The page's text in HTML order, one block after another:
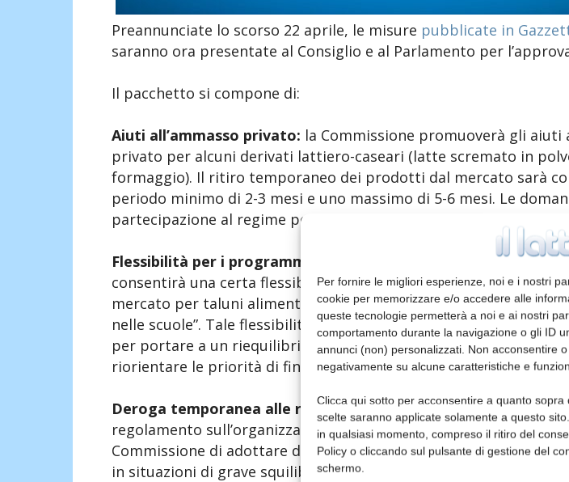
Per fornire le migliori esperienze, noi e i nostri
cookie per memorizzare e/o accedere alle
queste tecnologie permetterà a noi e ai nostri
comportamento durante la navigazione o gli ID
annunci (non) personalizzati. Non acconsentire
negativamente su alcune caratteristiche e
Clicca qui sotto per acconsentire a quanto
scelte saranno applicate solamente a questo
in qualsiasi momento, compreso il ritiro del
Policy o cliccando sul pulsante di gestione del
schermo.
Preannunciate lo scorso 22 aprile, le misure pubblicate in
saranno ora presentate al Consiglio e al Parlamento per
Il pacchetto si compone di:
Aiuti all’ammasso privato: la Commissione promuoverà gli aiuti
privato per alcuni derivati lattiero-caseari (latte scremato in
formaggio). Il ritiro temporaneo dei prodotti dal mercato sarà
periodo minimo di 2-3 mesi e uno massimo di 5-6 mesi. Le
partecipazione al regime potranno essere inviate dal 7 maggio
Flessibilità per i programmi di sostegno del mercato: la
consentirà una certa flessibilità nell’attuazione dei programmi
mercato per taluni alimenti e il programma scolastico dell’UE
nelle scuole”. Tale flessibilità mira a limitare l’offerta disponibile
per portare a un riequilibrio dei diversi mercati. Inoltre,
riorientare le priorità di finanziamento verso misure di gestione
Deroga temporanea alle regole di concorrenza dell’UE:
regolamento sull’organizzazione comune dei mercati (OCM)
Commissione di adottare deroghe temporanee ad alcune regole
in situazioni di grave squilibrio di mercato. La Commissione ha